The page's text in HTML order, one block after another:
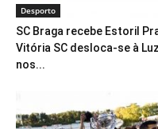
Desporto
SC Braga recebe Estoril
Vitória SC desloca-se à
nos...